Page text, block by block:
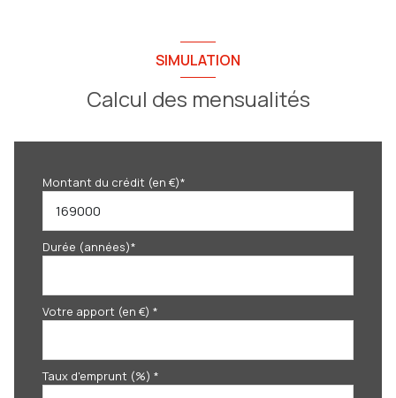
SIMULATION
Calcul des mensualités
Montant du crédit (en €)*
Durée (années)*
Votre apport (en €) *
Taux d'emprunt (%) *